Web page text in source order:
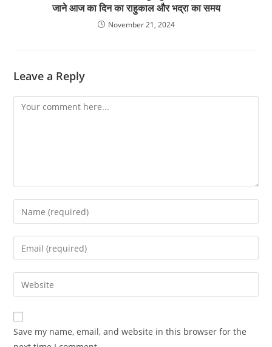
जाने आज का दिन का राहुकाल और भद्रा का समय
November 21, 2024
Leave a Reply
Save my name, email, and website in this browser for the